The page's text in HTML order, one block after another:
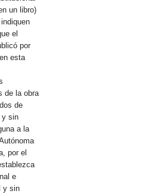
un libro)
el
por
esta
de la obra
de
y sin
a la
por el
e
y sin